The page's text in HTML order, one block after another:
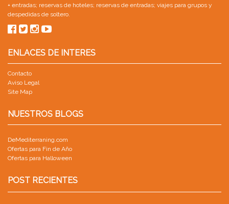
+ entradas; reservas de hoteles; reservas de entradas; viajes para grupos y
despedidas de soltero
ENLACES DE INTERES
Contacto
Aviso Legal
Site Map
NUESTROS BLOGS
DeMediterraning.com
Ofertas para Fin de Año
Ofertas para Halloween
POST RECIENTES